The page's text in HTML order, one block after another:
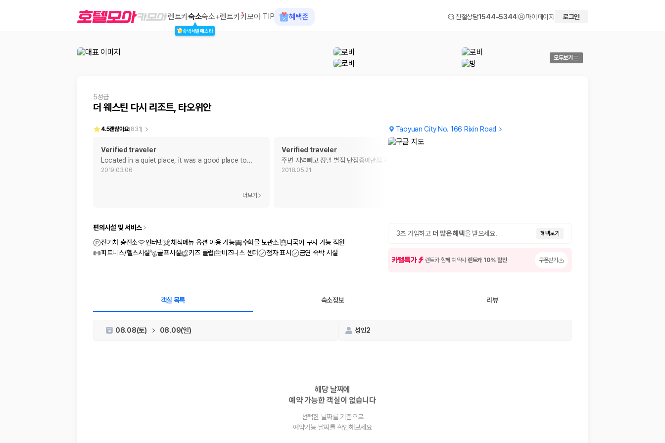
더 웨스틴 다시 리조트, 타오위안
제주렌트카 가격비교는 카모아에서 한 번에
경차, 소형, 준중형, 중형, SUV, 승합차 등 여행 인원에 맞는 차종별 가격을 비교합니다.
일반자차, 완전자차, 슈퍼자차의 면책금과 보상 한도를 비교합니다.
제주공항 인수 조건 비교:셔틀 이동, 인수 위치, 반납 편의성을 함께 확인합니다.
비교 후 원하는 차량을 바로 예약할 수 있습니다.
1. 단순 최저가가 아니라 실제 결제 조건을 비교하세요
제주렌트카 최저가는 차량 기본요금만으로 판단하기 어렵습니다. 보험 포함 여부, 면책금, 보상 한도, 옵션 비용, 취소 수수료를 함께 확인해야 실제로 저렴한 차량을 고를 수 있습니다.
렌트카숙소
숙박세일페스타
숙소+렌트카카모아 TIP 혜택존 친절상담1544-5344 마이페이지 로그인
모두보기
5성급
더 웨스틴 다시 리조트, 타오위안
Taoyuan City No. 166 Rixin Road
4.5괜찮아요(831)
Verified traveler
Located in a quiet place, it was a good place to…
2019.03.06
더보기
Verified traveler
주변 지역빼고 정말 별점 만점중에만점.편의점조차 차타고 1
2018.05.21
3초 가입하고 더 많은 혜택을 받으세요. 혜택보기
카텔특가 렌트카 함께 예약시 렌트카 10% 할인 쿠폰받기
편의시설 및 서비스
전기차 충전소
인터넷 채식메뉴 옵션 이용 가능 수화물 보관소
다국어 구사 가능 직원
피트니스/헬스시설
골프시설 키즈 클럽 비즈니스 센터 점자 표시 금연 숙박 시설
객실 목록 숙소정보 리뷰
08.08(토) 08.09(일) 성인2
해당 날짜에
예약 가능한 객실이 없습니다
선택한 날짜를 기준으로
예약가능 날짜를 확인해보세요